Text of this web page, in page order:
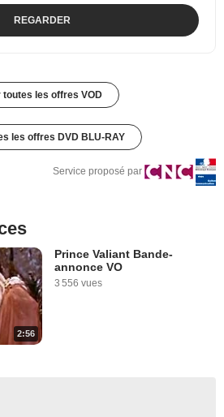
REGARDER
toutes les offres VOD
les offres DVD BLU-RAY
Service proposé par
2:56
Prince Valiant Bande-
annonce VO
3 556 vues